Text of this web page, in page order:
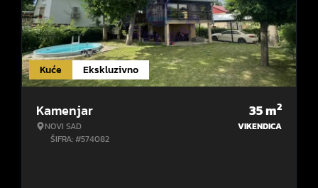
Kuće Ekskluzivno
Kamenjar
NOVI SAD
ŠIFRA: #574082
35m2
VIKENDICA